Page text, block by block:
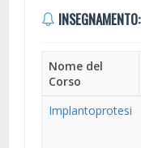
INSEGNAMENTO:
Nome del
Corso
Implantoprotesi